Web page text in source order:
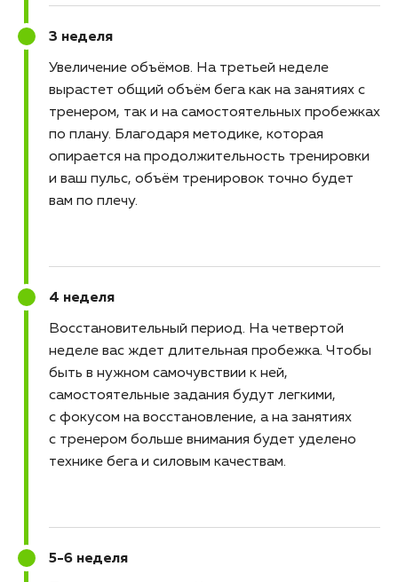
3 неделя
Увеличение объёмов На третьей неделе
вырастет общий объём бега как на занятиях с
тренером, так и на самостоятельных пробежках
по плану. Благодаря методике, которая
опирается на продолжительность тренировки
и ваш пульс, объём тренировок точно будет
вам по плечу.
4 неделя
Восстановительный период На четвертой
неделе вас ждет длительная пробежка. Чтобы
быть в нужном самочувствии к ней,
самостоятельные задания будут легкими,
с фокусом на восстановление, а на занятиях
с тренером больше внимания будет уделено
технике бега и силовым качествам.
5-6 неделя